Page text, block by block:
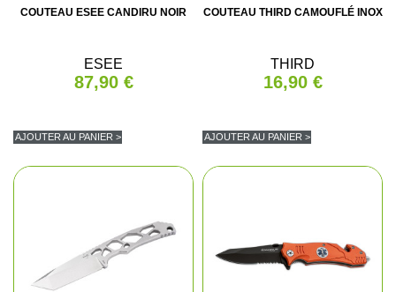
COUTEAU ESEE CANDIRU NOIR
ESEE
87,90 €
AJOUTER AU PANIER >
COUTEAU THIRD CAMOUFLÉ INOX
THIRD
16,90 €
AJOUTER AU PANIER >